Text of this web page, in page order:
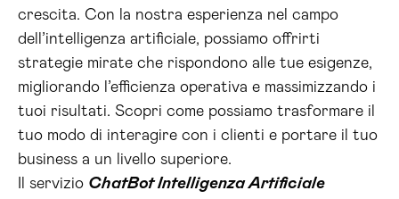
crescita. Con la nostra esperienza nel campo
dell’intelligenza artificiale, possiamo offrirti
strategie mirate che rispondono alle tue esigenze,
migliorando l’efficienza operativa e massimizzando i
tuoi risultati. Scopri come possiamo trasformare il
tuo modo di interagire con i clienti e portare il tuo
business a un livello superiore.
Il servizio ChatBot Intelligenza Artificiale